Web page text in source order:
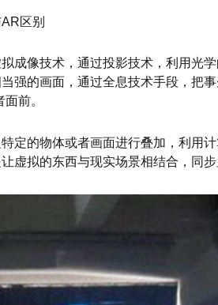
区别
成像技术，通过投影技术，利用光
强的画面，通过全息技术手段，把
前。
定的物体或者画面进行叠加，利用
虚拟的东西与现实场景相结合，同步